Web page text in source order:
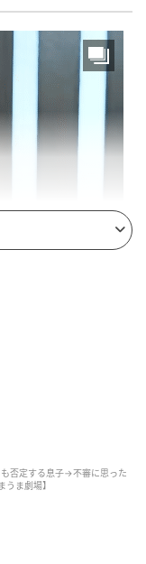
も否定する息子→不審に思った
ま劇場】